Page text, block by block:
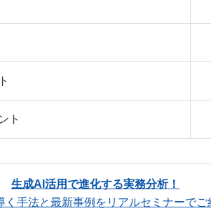
ト
生成AI活用で進化する実務分析！
く手法と最新事例をリアルセミナーでご